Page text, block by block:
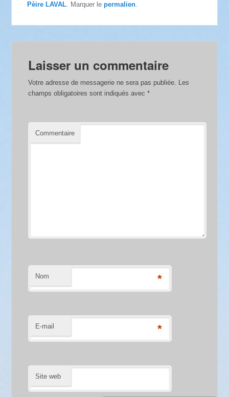
Pèire LAVAL. Marquer lepermalien.
Laisser un commentaire
Votre adresse de messagerie ne sera pas publiée. Les
champs obligatoires sont indiqués avec*
Commentaire
Nom *
E-mail *
Site web